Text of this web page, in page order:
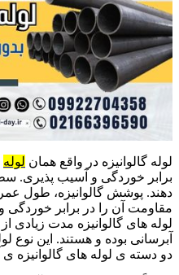
لوله گالوانیزه در واقع همان لوله
برابر خوردگی و آسیب پذیری.
دهند. پوشش گالوانیزه، طول
مقاومت آن را در برابر
لوله های گالوانیزه مدت زیادی
آبرسانی بوده و هستند. این نوع
دو دسته ی لوله های گالوانیزه